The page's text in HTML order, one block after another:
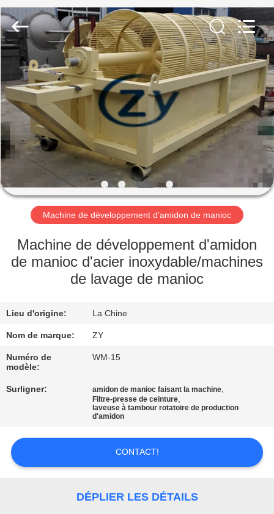
MAISON
PRODUITS
AU
SUJET
DES
USA
VISITE
D'USINE
DE
QUALITÉ
NOUS
NOUVELLES
DEMANDEZ
Henan
Zhiyuan
Starch
Engineering
Machinery
Co.,ltd.
All
Rights
Reserved.
Machine de développement d'amidon de manioc
Machine de développement d'amidon
de manioc d'acier inoxydable/machines
de lavage de manioc
Lieu d'origine: La Chine
Nom de marque: ZY
Numéro de
modèle:
WM-15
Surligner: amidon de manioc faisant la machine,
Filtre-presse de ceinture,
laveuse à tambour rotatoire de production
d'amidon
CONTACT!
DÉPLIER LES DÉTAILS